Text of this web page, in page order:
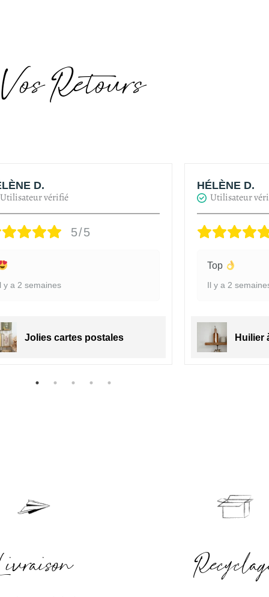
Vos Retours
D.
Utilisateur vérifié
5/5
y a 2 semaines
Jolies cartes postales
HÉLÈNE D.
Utilisateur
Top
Il y a 2
Huilier